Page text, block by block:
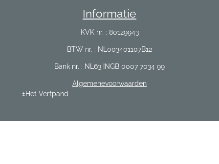
Informatie
KVK nr. : 80129943
BTW nr. : NL003401107B12
Bank nr. : NL63 INGB 0007 7034 99
Algemenevoorwaarden
±Het Verfpand